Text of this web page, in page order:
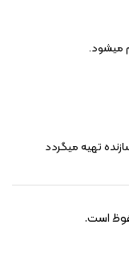
میشود.
تهیه میگردد
است.